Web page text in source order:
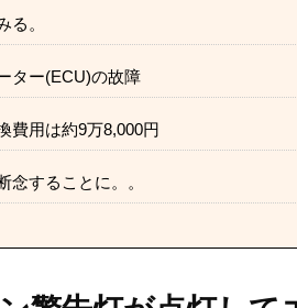
る。
ター(ECU)の故障
費用は約9万8,000円
念することに。。